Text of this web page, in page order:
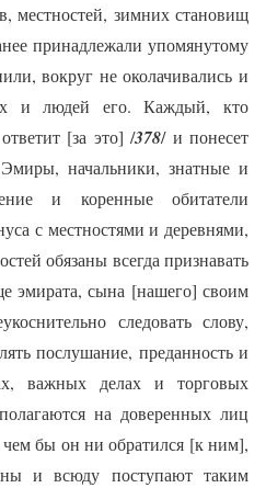
местностей, зимних становищ
принадлежали упомянутому
вокруг не околачивались и
и людей его. Каждый, кто
[за это] /378/ и понесет
начальники, знатные и
и коренные обитатели
с местностями и деревнями,
обязаны всегда признавать
эмирата, сына [нашего] своим
следовать слову,
послушание, преданность и
важных делах и торговых
на доверенных лиц
бы он ни обратился [к ним],
и всюду поступают таким